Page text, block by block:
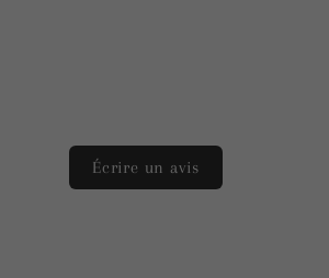
Écrire un avis